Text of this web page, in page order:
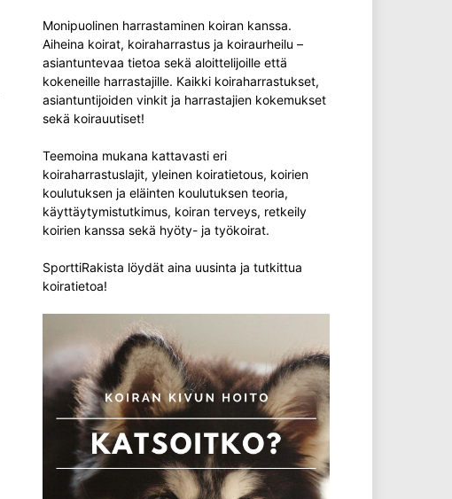
Monipuolinen harrastaminen koiran kanssa.
Aiheina koirat, koiraharrastus ja koiraurheilu –
asiantuntevaa tietoa sekä aloittelijoille että
kokeneille harrastajille. Kaikki koiraharrastukset,
asiantuntijoiden vinkit ja harrastajien kokemukset
sekä koirauutiset!
Teemoina mukana kattavasti eri
koiraharrastuslajit, yleinen koiratietous, koirien
koulutuksen ja eläinten koulutuksen teoria,
käyttäytymistutkimus, koiran terveys, retkeily
koirien kanssa sekä hyöty- ja työkoirat.
SporttiRakista löydät aina uusinta ja tutkittua
koiratietoa!